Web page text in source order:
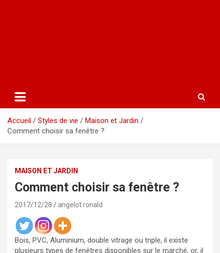
Accueil Styles de vie
Maison et Jardin
Comment choisir sa fenêtre ?
MAISON ET JARDIN
Comment choisir sa fenêtre ?
2017/12/28 angelot ronald
Bois, PVC, Aluminium, double vitrage ou triple, il existe
plusieurs types de fenêtres disponibles sur le marché, or, il